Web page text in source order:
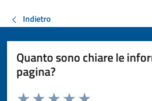
Indietro
Quanto sono chiare le
pagina?
Valuta da 1 a 5 stelle la pagina